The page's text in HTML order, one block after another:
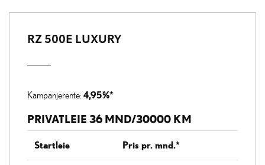
RZ 500E LUXURY
Kampanjerente:4,95%*
PRIVATLEIE 36 MND/30000 KM
Startleie Pris pr. mnd.*